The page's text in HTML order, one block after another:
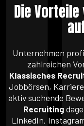
Die
Unternehmen
zahlreichen
Klassisches
Jobbörsen,
aktiv suchende
Recruiting
LinkedIn,